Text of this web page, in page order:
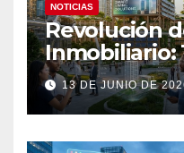
NOTICIAS
Revolución
Inmobiliario:
Clave 2023
13 DE JUNIO DE